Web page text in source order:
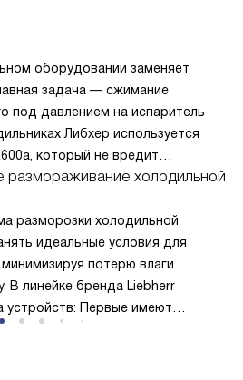
оборудовании заменяет
задача — сжимание
под давлением на испаритель
Либхер используется
который не вредит
перегоняет его
по принципу насоса. Чем
прибора, тем качественнее
затрачивается
размораживание холодильной
разморозки холодильной
идеальные условия для
потерю влаги
В линейке бренда Liebherr
устройств: Первые имеют